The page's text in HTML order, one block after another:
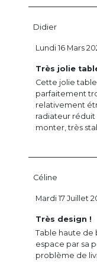
Didier
Très jolie
Cette jolie
parfaitement
relativement
radiateur réduit
monter, très
Lundi 16 Mars
Céline
Très design !
Table haute de
espace par sa
problème de
Mardi 17 Juillet